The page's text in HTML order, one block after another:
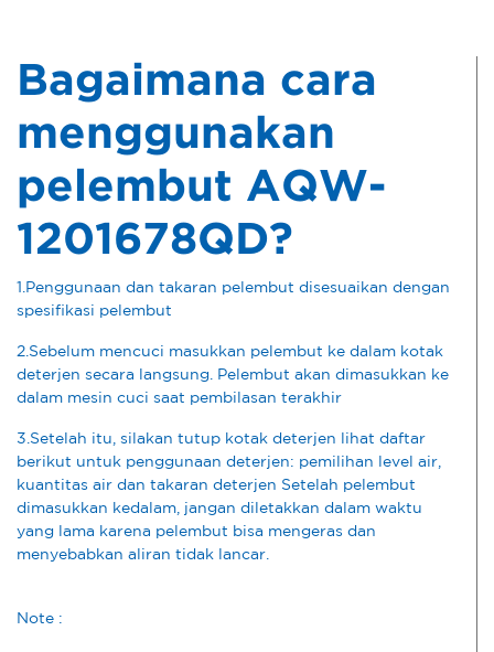
Bagaimana cara
menggunakan
pelembut AQW-
1201678QD?
1.Penggunaan dan takaran pelembut disesuaikan dengan
spesifikasi pelembut
2.Sebelum mencuci masukkan pelembut ke dalam kotak
deterjen secara langsung. Pelembut akan dimasukkan ke
dalam mesin cuci saat pembilasan terakhir
3.Setelah itu, silakan tutup kotak deterjen lihat daftar
berikut untuk penggunaan deterjen: pemilihan level air,
kuantitas air dan takaran deterjen Setelah pelembut
dimasukkan kedalam, jangan diletakkan dalam waktu
yang lama karena pelembut bisa mengeras dan
menyebabkan aliran tidak lancar.
Note :